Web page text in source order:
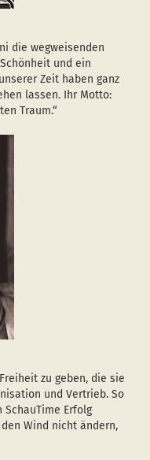
die wegweisenden
und ein
Zeit haben ganz
lassen. Ihr Motto:
Traum.“
zu geben, die sie
und Vertrieb. So
Erfolg
Wind nicht ändern,